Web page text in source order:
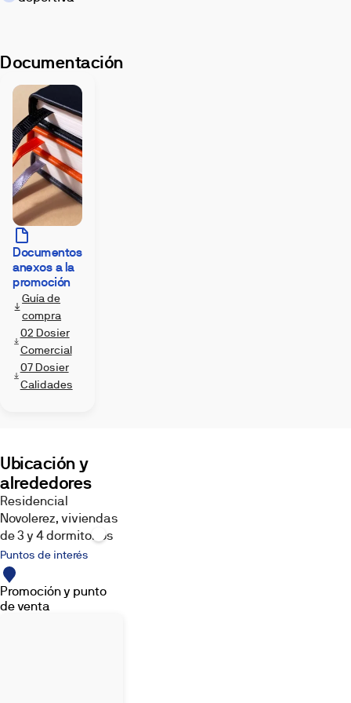
Su
orientación
magníficas
vistas
ría
resaltan
arquitectura
del
complejo
residencial.
Viviendas
luminosas
que
destacan
por
con
impresionantes
áticos
con
terrazas
que
se
adecuan
al
Documentación
Documentos
anexos a la
promoción
Guía de
compra
02 Dosier
Comercial
07 Dosier
Calidades
Ubicación y
alrededores
Residencial
Novolerez, viviendas
de 3 y 4 dormitorios
Puntos de interés
Promoción y punto
de venta